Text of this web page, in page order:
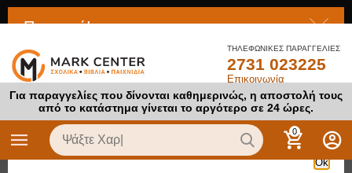
ΤΗΛΕΦΩΝΙΚΕΣ ΠΑΡΑΓΓΕΛΙΕΣ
2731 023225
Επικοινωνία
Για παραγγελίες που δίνονται καθημερινώς, η αποστολή τους
από το κατάστημα γίνεται το αργότερο σε 24 ώρες.
0
Προσοχή!
Το προϊόν στο οποίο προσπαθείτε να αποκτήσετε πρόσβαση
είναι απενεργοποιημένο
Ok